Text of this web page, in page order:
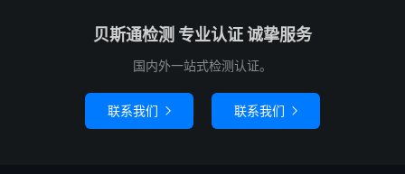
贝斯通检测 专业认证 诚挚服务
国内外一站式检测认证。
联系我们  联系我们 